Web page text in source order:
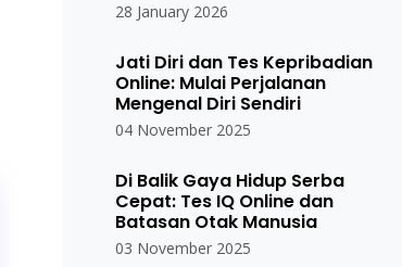
28 January 2026
Jati Diri dan Tes Kepribadian
Online: Mulai Perjalanan
Mengenal Diri Sendiri
04 November 2025
Di Balik Gaya Hidup Serba
Cepat: Tes IQ Online dan
Batasan Otak Manusia
03 November 2025